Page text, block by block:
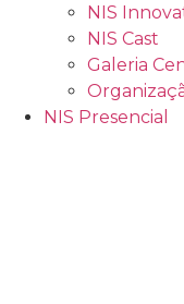
NIS
NIS Cast
Galeria
NIS Presencial